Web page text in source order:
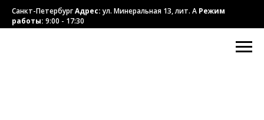
Санкт-ПетербургАдрес:ул. Минеральная 13, лит. А Режим
работы: 9:00 - 17:30